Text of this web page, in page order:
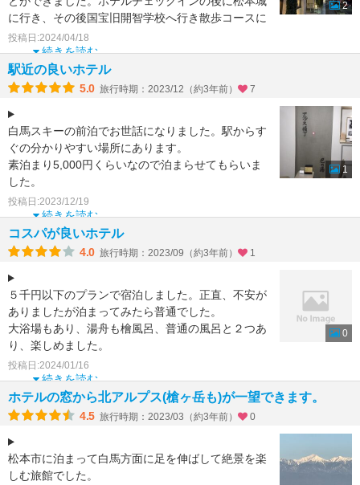
に行き、その後国宝旧開智学校へ行き散歩コースに
は丁度よい近さです
続きを読む
投稿日:2024/04/18
2
駅近の良いホテル
5.0 旅行時期：2023/12（約3年前） 7
白馬スキーの前泊でお世話になりました。駅からす
ぐの分かりやすい場所にあります。
素泊まり5,000円くらいなので泊まらせてもらいま
した。
何といっても大浴場がうれしい＼(^o^)／ ベッドも
寝やす続きを読む
投稿日:2023/12/19
1
コスパが良いホテル
4.0 旅行時期：2023/09（約3年前） 1
５千円以下のプランで宿泊しました。正直、不安が
ありましたが泊まってみたら普通でした。
大浴場もあり、湯舟も檜風呂、普通の風呂と２つあ
り、楽しめました。
松本駅から徒歩３分でお値段も安かったので機会
続きを読む
投稿日:2024/01/16
0
ホテルの窓から北アルプス(槍ヶ岳も)が一望できます。
4.5 旅行時期：2023/03（約3年前） 0
松本市に泊まって白馬方面に足を伸ばして絶景を楽
しむ旅館でした。